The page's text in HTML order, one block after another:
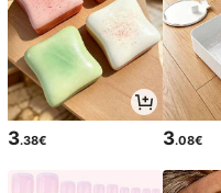
3.38€ 3.08€